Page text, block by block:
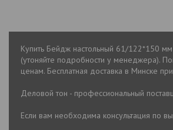
Купить Бейдж настольный 61/122*150 мм
(утоняйте подробности у менеджера).
ценам. Бесплатная доставка в Минске
Деловой тон - профессиональный
Если вам необходима консультация по